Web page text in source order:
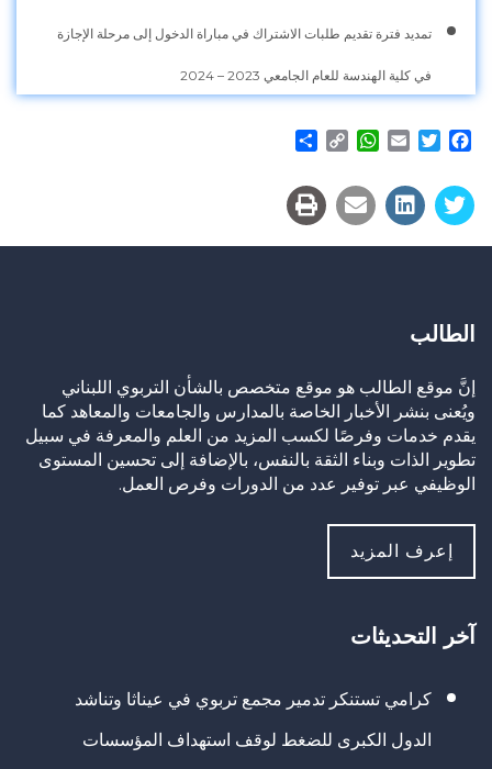
تمديد فترة تقديم طلبات الاشتراك في مباراة الدخول إلى مرحلة الإجازة
في كلية الهندسة للعام الجامعي 2023 – 2024
Facebook
Twitter
Email
WhatsApp
Copy
الطالب
إنَّ موقع الطالب هو موقع متخصص بالشأن التربوي اللبناني
ويُعنى بنشر الأخبار الخاصة بالمدارس والجامعات والمعاهد كما
يقدم خدمات وفرصًا لكسب المزيد من العلم والمعرفة في سبيل
تطوير الذات وبناء الثقة بالنفس، بالإضافة إلى تحسين المستوى
الوظيفي عبر توفير عدد من الدورات وفرص العمل.
إعرف المزيد
آخر التحديثات
كرامي تستنكر تدمير مجمع تربوي في عيناثا وتناشد
الدول الكبرى للضغط لوقف استهداف المؤسسات